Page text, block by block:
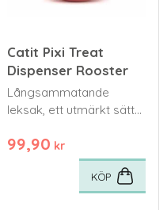
Catit Pixi Treat
Dispenser Rooster
Långsammatande
leksak, ett utmärkt sätt
dess aktiva och lekfulla
99,90 kr
KÖP